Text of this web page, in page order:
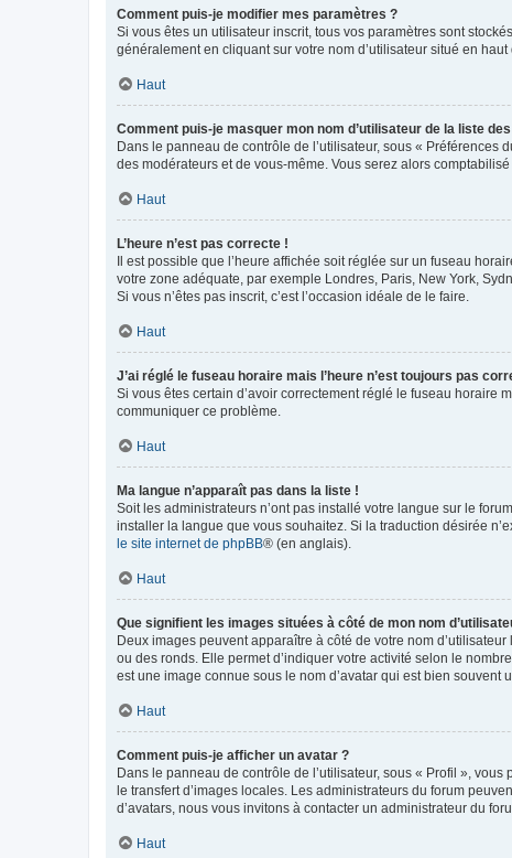
Comment puis-je modifier mes paramètres ?
Si vous êtes un utilisateur inscrit, tous vos paramètres sont
généralement en cliquant sur votre nom d’utilisateur situé en
Haut
Comment puis-je masquer mon nom d’utilisateur de la liste
Dans le panneau de contrôle de l’utilisateur, sous « Préférences
des modérateurs et de vous-même. Vous serez alors
Haut
L’heure n’est pas correcte !
Il est possible que l’heure affichée soit réglée sur un fuseau
votre zone adéquate, par exemple Londres, Paris, New York,
Si vous n’êtes pas inscrit, c’est l’occasion idéale de le faire.
Haut
J’ai réglé le fuseau horaire mais l’heure n’est toujours pas
Si vous êtes certain d’avoir correctement réglé le fuseau horaire
communiquer ce problème.
Haut
Ma langue n’apparaît pas dans la liste !
Soit les administrateurs n’ont pas installé votre langue sur le
installer la langue que vous souhaitez. Si la traduction désirée
le site internet de phpBB® (en anglais).
Haut
Que signifient les images situées à côté de mon nom
Deux images peuvent apparaître à côté de votre nom
ou des ronds. Elle permet d’indiquer votre activité selon le
est une image connue sous le nom d’avatar qui est bien souvent
Haut
Comment puis-je afficher un avatar ?
Dans le panneau de contrôle de l’utilisateur, sous « Profil »,
le transfert d’images locales. Les administrateurs du forum
d’avatars, nous vous invitons à contacter un administrateur du
Haut